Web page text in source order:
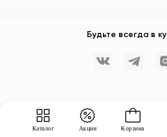
Каталог Акции Корзина
Будьте всегда в